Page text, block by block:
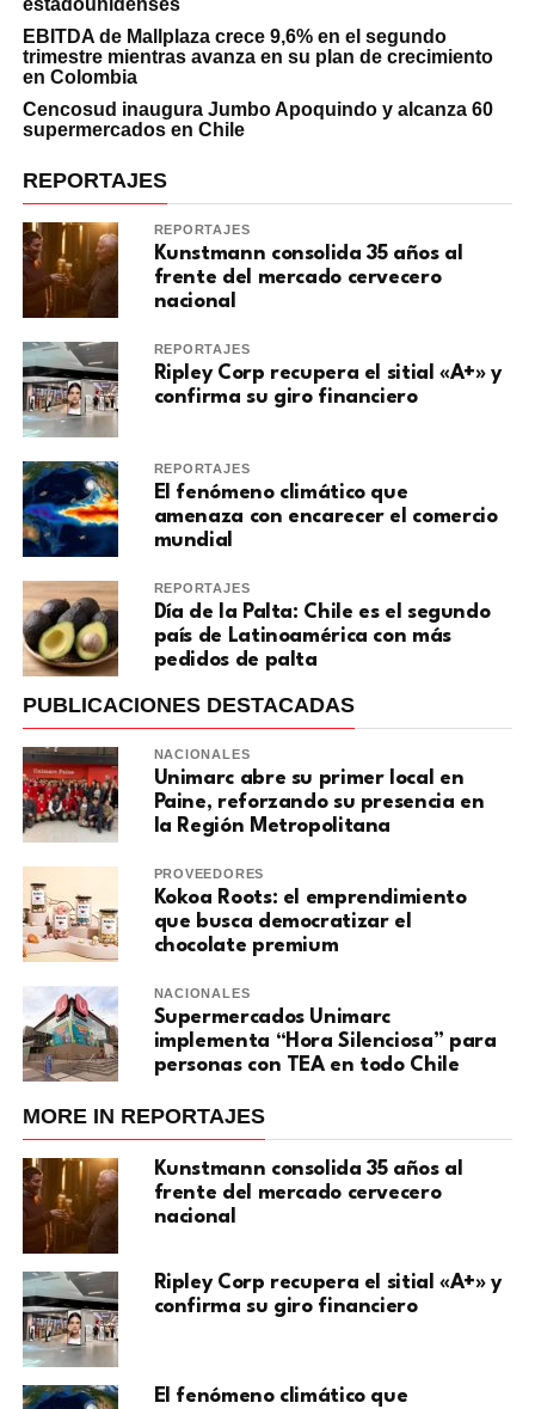
estadounidenses
EBITDA de Mallplaza crece 9,6% en el segundo
trimestre mientras avanza en su plan de crecimiento
en Colombia
Cencosud inaugura Jumbo Apoquindo y alcanza 60
supermercados en Chile
REPORTAJES
REPORTAJES
Kunstmann consolida 35 años al
frente del mercado cervecero
nacional
REPORTAJES
Ripley Corp recupera el sitial «A+» y
confirma su giro financiero
REPORTAJES
El fenómeno climático que
amenaza con encarecer el comercio
mundial
REPORTAJES
Día de la Palta: Chile es el segundo
país de Latinoamérica con más
pedidos de palta
PUBLICACIONES DESTACADAS
NACIONALES
Unimarc abre su primer local en
Paine, reforzando su presencia en
la Región Metropolitana
PROVEEDORES
Kokoa Roots: el emprendimiento
que busca democratizar el
chocolate premium
NACIONALES
Supermercados Unimarc
implementa “Hora Silenciosa” para
personas con TEA en todo Chile
MORE IN REPORTAJES
Kunstmann consolida 35 años al
frente del mercado cervecero
nacional
Ripley Corp recupera el sitial «A+» y
confirma su giro financiero
El fenómeno climático que